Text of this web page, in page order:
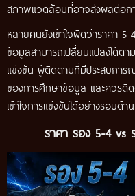
สภาพแวดล้อมที่อาจส่งผลต่อก
หลายคนยังเข้าใจผิดว่าราคา
ข้อมูลสามารถเปลี่ยนแปลงได้ต
แข่งขัน ผู้ติดตามที่มีประสบการณ์
ของการศึกษาข้อมูล และควรติ
เข้าใจการแข่งขันได้อย่างรอบด้าน
ราคา รอง 5-4 vs